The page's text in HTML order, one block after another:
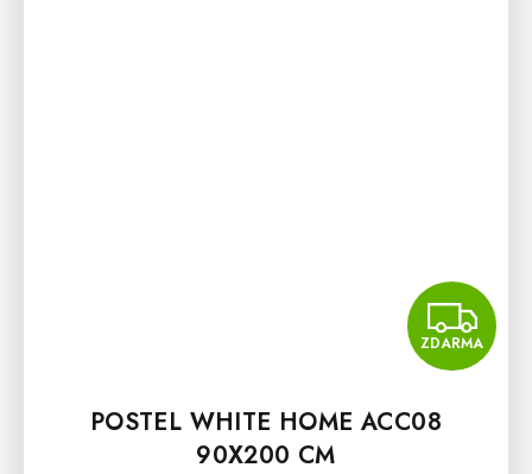
ZDARMA
POSTEL WHITE HOME ACC08
90X200 CM